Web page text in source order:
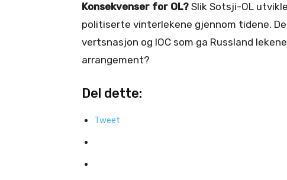
Konsekvenser for OL? Slik Sotsji-OL
politiserte vinterlekene gjennom tidene.
vertsnasjon og IOC som ga Russland
arrangement?
Del dette:
Tweet